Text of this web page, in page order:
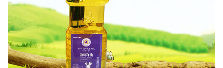
新闻资讯
联系晶森